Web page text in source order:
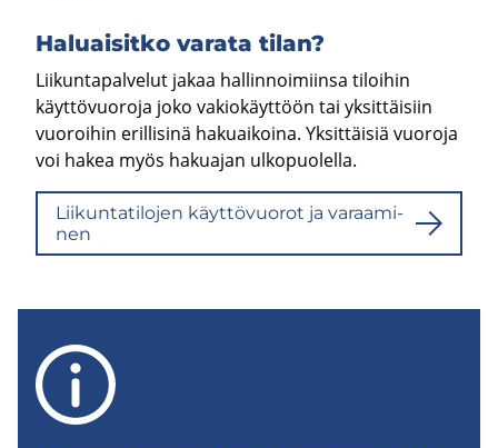
Ha­luai­sit­ko va­ra­ta tilan?
Liikuntapalvelut jakaa hallinnoimiinsa tiloihin
käyttövuoroja joko vakiokäyttöön tai yksittäisiin
vuoroihin erillisinä hakuaikoina. Yksittäisiä vuoroja
voi hakea myös hakuajan ulkopuolella.
Lii­kun­ta­ti­lo­jen käyt­tö­vuo­rot ja va­raa­mi­
nen